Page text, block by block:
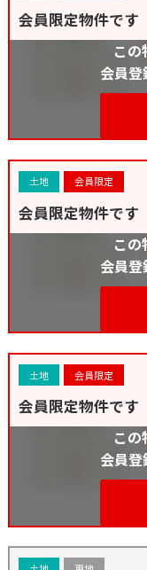
会員限定物件です
この
会員登
土地 会員限定
会員限定物件です
この
会員登
土地 会員限定
会員限定物件です
この
会員登